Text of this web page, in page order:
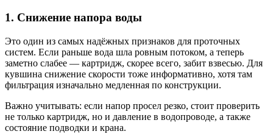
1. Снижение напора воды
Это один из самых надёжных признаков для проточных
систем. Если раньше вода шла ровным потоком, а теперь
заметно слабее — картридж, скорее всего, забит взвесью. Для
кувшина снижение скорости тоже информативно, хотя там
фильтрация изначально медленная по конструкции.
Важно учитывать: если напор просел резко, стоит проверить
не только картридж, но и давление в водопроводе, а также
состояние подводки и крана.